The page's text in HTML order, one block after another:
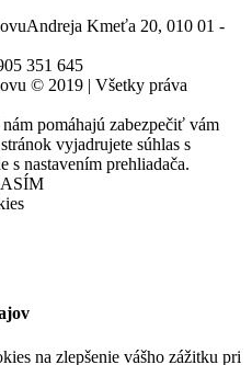
Andreja Kmeťa 20, 010 01 -
351 645
© 2019 | Všetky práva
pomáhajú zabezpečiť vám
vyjadrujete súhlas s
s nastavením prehliadača.
na zlepšenie vášho zážitku pri